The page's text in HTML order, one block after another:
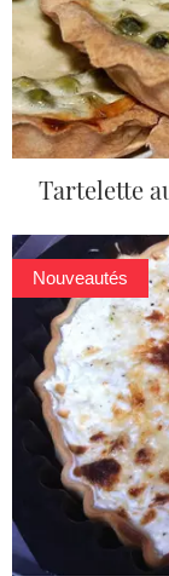
Tartelette
Nouveautés